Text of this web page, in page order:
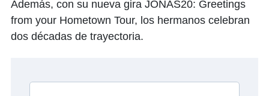
Además, con su nueva gira JONAS20: Greetings
from your Hometown Tour, los hermanos celebran
dos décadas de trayectoria.